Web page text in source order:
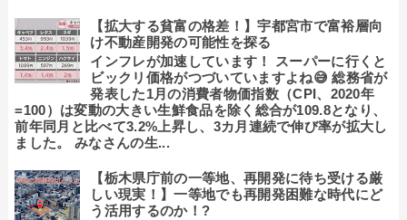
【拡大する貧富の格差！】宇都宮市で富裕層向
け不動産開発の可能性を探る
インフレが加速しています！ スーパーに行くと
ビックリ価格がつづいていますよね😅 総務省が
発表した1月の消費者物価指数（CPI、2020年
=100）は変動の大きい生鮮食品を除く総合が109.8となり、
前年同月と比べて3.2%上昇し、3カ月連続で伸び率が拡大し
ました。 みなさんの生...
【栃木県庁前の一等地、再開発に待ち受ける厳
しい現実！】一等地でも再開発困難な時代にど
う活用するのか！?